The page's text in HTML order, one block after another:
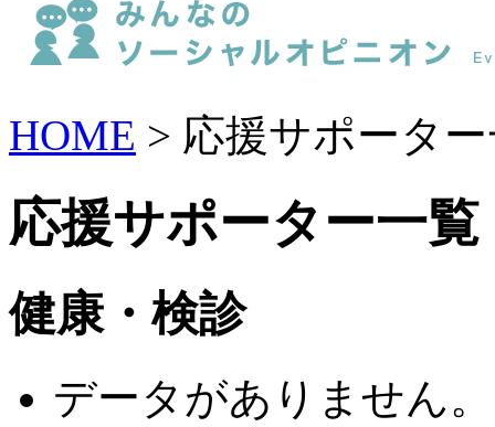
HOME > 応援サポータ
応援サポーター一
健康・検診
データがありません。